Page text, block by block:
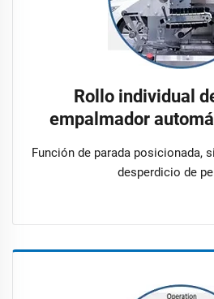
Rollo individual
empalmador
Función de parada posicionada,
desperdicio de